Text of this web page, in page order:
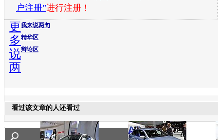
户注册”进行注册！
我来说两句
精华区
辩论区
更
多
说
两
看过该文章的人还看过